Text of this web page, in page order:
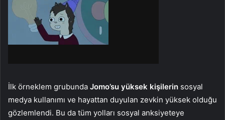
İlk örneklem grubunda Jomo’su yüksek kişilerin sosyal
medya kullanımı ve hayattan duyulan zevkin yüksek olduğu
gözlemlendi. Bu da tüm yolları sosyal anksiyeteye